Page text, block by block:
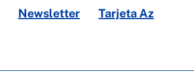
Newsletter
Tarjeta Az